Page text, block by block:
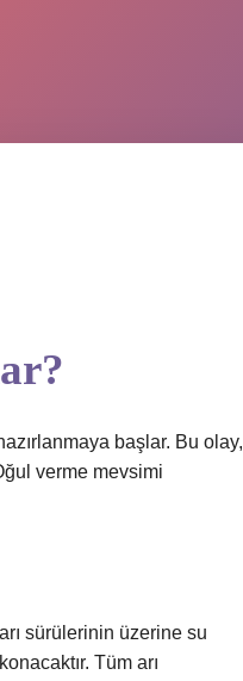
başlar. Bu olay,
verme mevsimi
arı sürülerinin üzerine su
Tüm arı